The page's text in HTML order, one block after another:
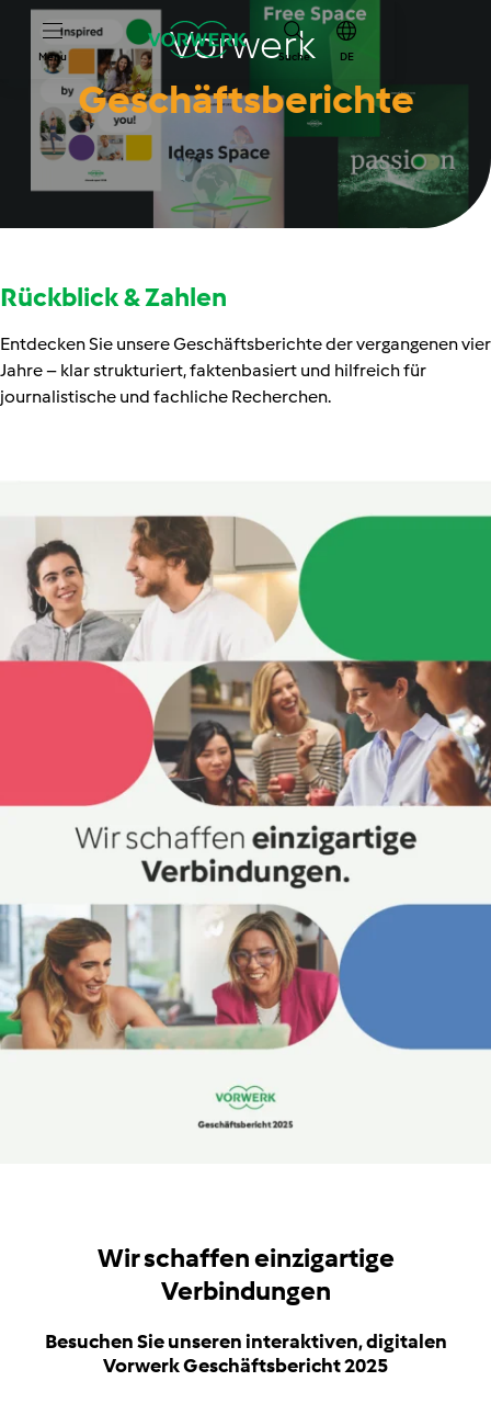
Menu Suche DE
Vorwerk
Geschäftsberichte
Rückblick & Zahlen
Entdecken Sie unsere Geschäftsberichte der vergangenen vier
Jahre – klar strukturiert, faktenbasiert und hilfreich für
journalistische und fachliche Recherchen.
Wir schaffeneinzigartige
Verbindungen
Besuchen Sie unseren interaktiven, digitalen
Vorwerk Geschäftsbericht 2025